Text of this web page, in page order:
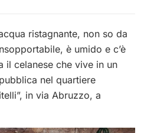
ristagnante, non so da
è umido e c’è
il celanese che vive in un
nel quartiere
in via Abruzzo, a